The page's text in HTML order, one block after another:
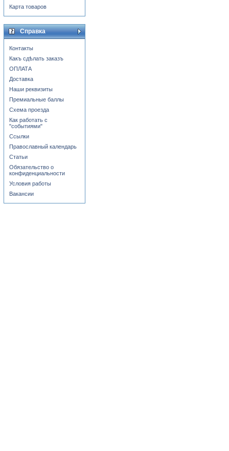
Карта товаров
Справка
Контакты
Какъ сдѣлать заказъ
ОПЛАТА
Доставка
Наши реквизиты
Премиальные баллы
Схема проезда
Как работать с
"событиями"
Ссылки
Православный календарь
Статьи
Обязательство о
конфиденциальности
Условия работы
Вакансии